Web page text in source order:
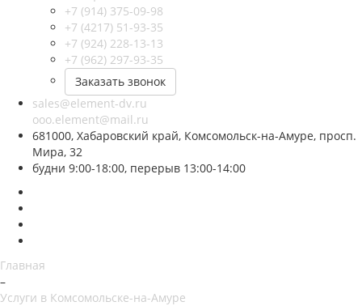
+7 (914) 375-09-98
+7 (4217) 51-93-35
+7 (924) 228-13-13
+7 (962) 297-93-35
Заказать звонок
sales@element-dv.ru
ooo.element@mail.ru
681000, Хабаровский край, Комсомольск-на-Амуре, просп.
Мира, 32
будни 9:00-18:00, перерыв 13:00-14:00
Главная
–
Услуги в Комсомольске-на-Амуре